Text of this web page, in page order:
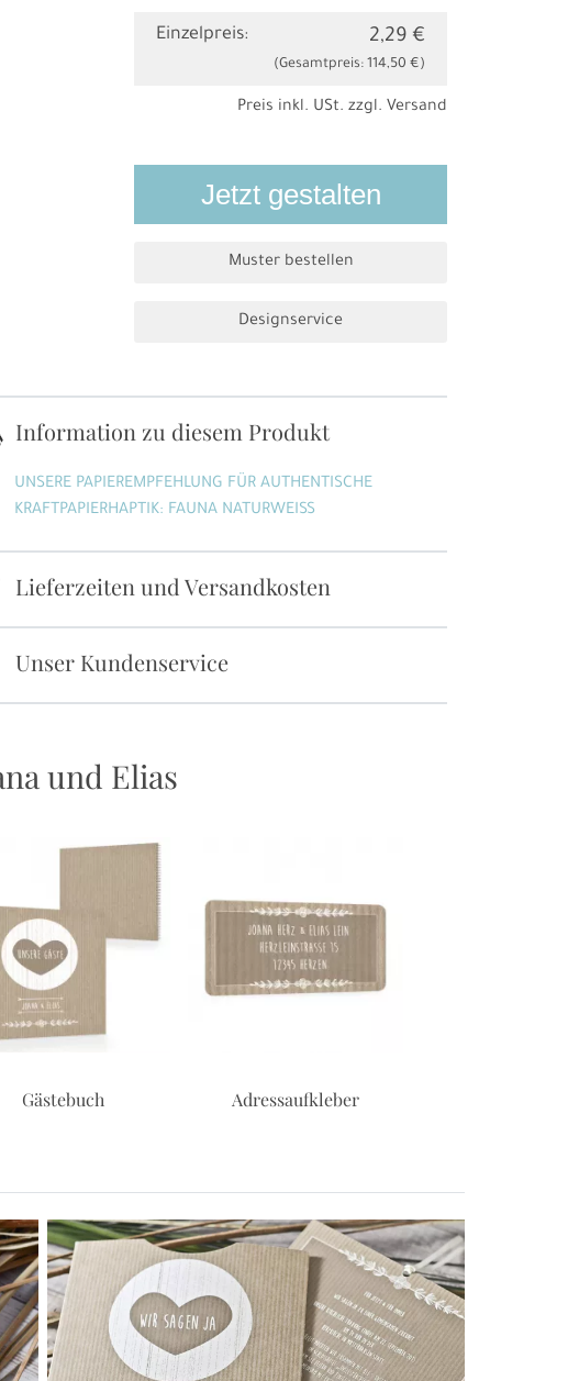
Einzelpreis: 2,29 €
(Gesamtpreis: 114,50 €)
Preis inkl. USt. zzgl. Versand
Jetzt gestalten
Muster bestellen
Designservice
Information zu diesem Produkt
UNSERE PAPIEREMPFEHLUNG FÜR AUTHENTISCHE
KRAFTPAPIERHAPTIK: FAUNA NATURWEISS
Lieferzeiten und Versandkosten
Unser Kundenservice
und Elias
Adressaufkleber Geschenkanhänger